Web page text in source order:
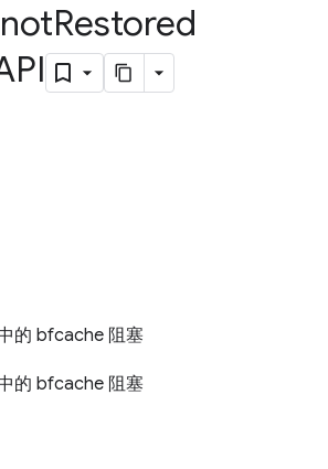
Restored
的 bfcache 阻塞
的 bfcache 阻塞